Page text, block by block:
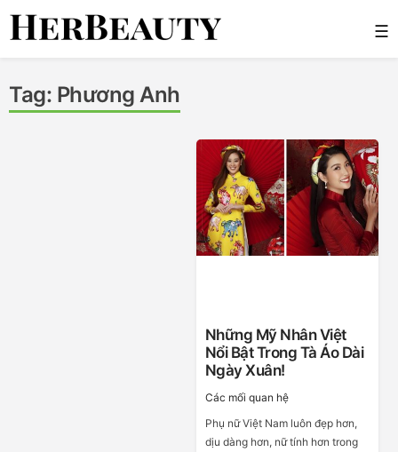
Skip
☰
Tag: Phương Anh
Những Mỹ Nhân Việt
Nổi Bật Trong Tà Áo Dài
Ngày Xuân!
Các mối quan hệ
Phụ nữ Việt Nam luôn đẹp hơn,
dịu dàng hơn, nữ tính hơn trong